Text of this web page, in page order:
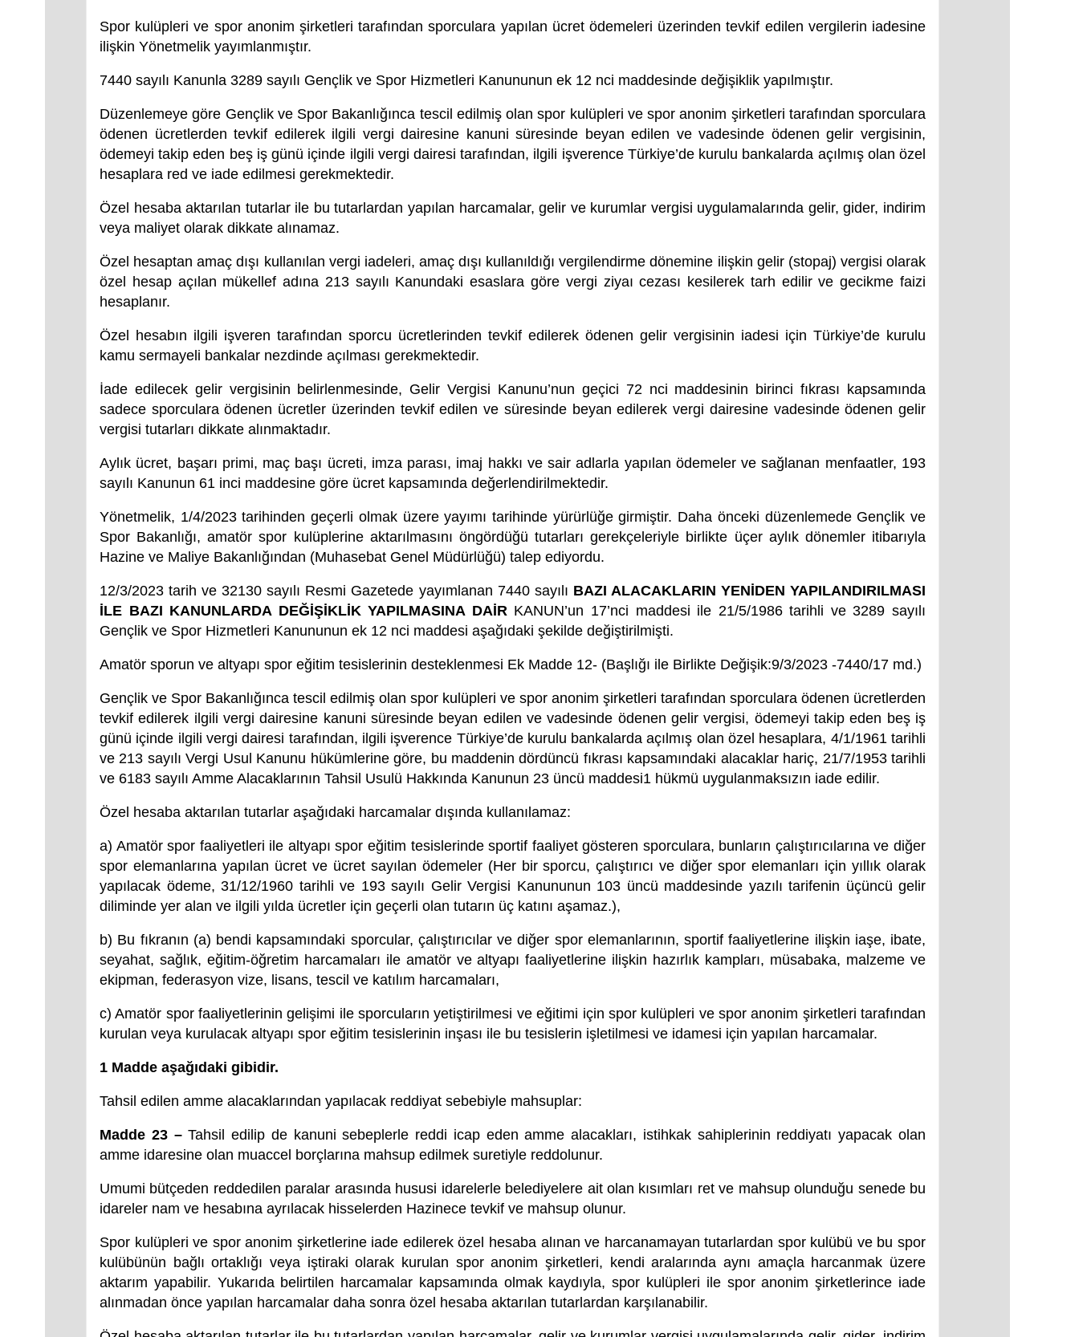
Spor kulüpleri ve spor anonim şirketleri tarafından sporculara yapılan ücret ödemeleri üzerinden tevkif edilen vergilerin iadesine
ilişkin Yönetmelik yayımlanmıştır.
7440 sayılı Kanunla 3289 sayılı Gençlik ve Spor Hizmetleri Kanununun ek 12 nci maddesinde değişiklik yapılmıştır.
Düzenlemeye göre Gençlik ve Spor Bakanlığınca tescil edilmiş olan spor kulüpleri ve spor anonim şirketleri tarafından sporculara
ödenen ücretlerden tevkif edilerek ilgili vergi dairesine kanuni süresinde beyan edilen ve vadesinde ödenen gelir vergisinin,
ödemeyi takip eden beş iş günü içinde ilgili vergi dairesi tarafından, ilgili işverence Türkiye’de kurulu bankalarda açılmış olan özel
hesaplara red ve iade edilmesi gerekmektedir.
Özel hesaba aktarılan tutarlar ile bu tutarlardan yapılan harcamalar, gelir ve kurumlar vergisi uygulamalarında gelir, gider, indirim
veya maliyet olarak dikkate alınamaz.
Özel hesaptan amaç dışı kullanılan vergi iadeleri, amaç dışı kullanıldığı vergilendirme dönemine ilişkin gelir (stopaj) vergisi olarak
özel hesap açılan mükellef adına 213 sayılı Kanundaki esaslara göre vergi ziyaı cezası kesilerek tarh edilir ve gecikme faizi
hesaplanır.
Özel hesabın ilgili işveren tarafından sporcu ücretlerinden tevkif edilerek ödenen gelir vergisinin iadesi için Türkiye’de kurulu
kamu sermayeli bankalar nezdinde açılması gerekmektedir.
İade edilecek gelir vergisinin belirlenmesinde, Gelir Vergisi Kanunu’nun geçici 72 nci maddesinin birinci fıkrası kapsamında
sadece sporculara ödenen ücretler üzerinden tevkif edilen ve süresinde beyan edilerek vergi dairesine vadesinde ödenen gelir
vergisi tutarları dikkate alınmaktadır.
Aylık ücret, başarı primi, maç başı ücreti, imza parası, imaj hakkı ve sair adlarla yapılan ödemeler ve sağlanan menfaatler, 193
sayılı Kanunun 61 inci maddesine göre ücret kapsamında değerlendirilmektedir.
Yönetmelik, 1/4/2023 tarihinden geçerli olmak üzere yayımı tarihinde yürürlüğe girmiştir. Daha önceki düzenlemede Gençlik ve
Spor Bakanlığı, amatör spor kulüplerine aktarılmasını öngördüğü tutarları gerekçeleriyle birlikte üçer aylık dönemler itibarıyla
Hazine ve Maliye Bakanlığından (Muhasebat Genel Müdürlüğü) talep ediyordu.
12/3/2023 tarih ve 32130 sayılı Resmi Gazetede yayımlanan 7440 sayılı BAZI ALACAKLARIN YENİDEN YAPILANDIRILMASI
İLE BAZI KANUNLARDA DEĞİŞİKLİK YAPILMASINA DAİRKANUN’un 17’nci maddesi ile 21/5/1986 tarihli ve 3289 sayılı
Gençlik ve Spor Hizmetleri Kanununun ek 12 nci maddesi aşağıdaki şekilde değiştirilmişti.
Amatör sporun ve altyapı spor eğitim tesislerinin desteklenmesi Ek Madde 12- (Başlığı ile Birlikte Değişik:9/3/2023 -7440/17 md.)
Gençlik ve Spor Bakanlığınca tescil edilmiş olan spor kulüpleri ve spor anonim şirketleri tarafından sporculara ödenen ücretlerden
tevkif edilerek ilgili vergi dairesine kanuni süresinde beyan edilen ve vadesinde ödenen gelir vergisi, ödemeyi takip eden beş iş
günü içinde ilgili vergi dairesi tarafından, ilgili işverence Türkiye’de kurulu bankalarda açılmış olan özel hesaplara, 4/1/1961 tarihli
ve 213 sayılı Vergi Usul Kanunu hükümlerine göre, bu maddenin dördüncü fıkrası kapsamındaki alacaklar hariç, 21/7/1953 tarihli
ve 6183 sayılı Amme Alacaklarının Tahsil Usulü Hakkında Kanunun 23 üncü maddesi1 hükmü uygulanmaksızın iade edilir.
Özel hesaba aktarılan tutarlar aşağıdaki harcamalar dışında kullanılamaz:
a) Amatör spor faaliyetleri ile altyapı spor eğitim tesislerinde sportif faaliyet gösteren sporculara, bunların çalıştırıcılarına ve diğer
spor elemanlarına yapılan ücret ve ücret sayılan ödemeler (Her bir sporcu, çalıştırıcı ve diğer spor elemanları için yıllık olarak
yapılacak ödeme, 31/12/1960 tarihli ve 193 sayılı Gelir Vergisi Kanununun 103 üncü maddesinde yazılı tarifenin üçüncü gelir
diliminde yer alan ve ilgili yılda ücretler için geçerli olan tutarın üç katını aşamaz.),
b) Bu fıkranın (a) bendi kapsamındaki sporcular, çalıştırıcılar ve diğer spor elemanlarının, sportif faaliyetlerine ilişkin iaşe, ibate,
seyahat, sağlık, eğitim-öğretim harcamaları ile amatör ve altyapı faaliyetlerine ilişkin hazırlık kampları, müsabaka, malzeme ve
ekipman, federasyon vize, lisans, tescil ve katılım harcamaları,
c) Amatör spor faaliyetlerinin gelişimi ile sporcuların yetiştirilmesi ve eğitimi için spor kulüpleri ve spor anonim şirketleri tarafından
kurulan veya kurulacak altyapı spor eğitim tesislerinin inşası ile bu tesislerin işletilmesi ve idamesi için yapılan harcamalar.
1 Madde aşağıdaki gibidir.
Tahsil edilen amme alacaklarından yapılacak reddiyat sebebiyle mahsuplar:
Madde 23 –Tahsil edilip de kanuni sebeplerle reddi icap eden amme alacakları, istihkak sahiplerinin reddiyatı yapacak olan
amme idaresine olan muaccel borçlarına mahsup edilmek suretiyle reddolunur.
Umumi bütçeden reddedilen paralar arasında hususi idarelerle belediyelere ait olan kısımları ret ve mahsup olunduğu senede bu
idareler nam ve hesabına ayrılacak hisselerden Hazinece tevkif ve mahsup olunur.
Spor kulüpleri ve spor anonim şirketlerine iade edilerek özel hesaba alınan ve harcanamayan tutarlardan spor kulübü ve bu spor
kulübünün bağlı ortaklığı veya iştiraki olarak kurulan spor anonim şirketleri, kendi aralarında aynı amaçla harcanmak üzere
aktarım yapabilir. Yukarıda belirtilen harcamalar kapsamında olmak kaydıyla, spor kulüpleri ile spor anonim şirketlerince iade
alınmadan önce yapılan harcamalar daha sonra özel hesaba aktarılan tutarlardan karşılanabilir.